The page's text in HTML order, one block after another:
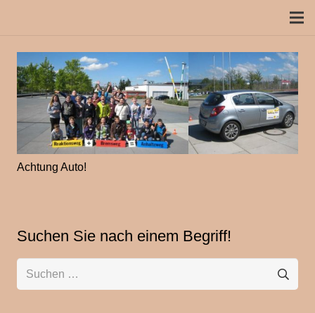
Achtung Auto!
Suchen Sie nach einem Begriff!